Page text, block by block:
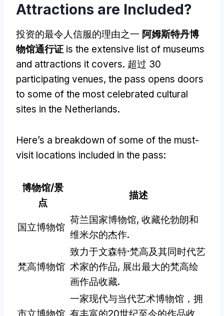
Attractions are Included?
投资的最令人信服的理由之一 阿姆斯特丹博
物馆通行证 is the extensive list of museums
and attractions it covers. 超过 30
participating venues, the pass opens doors
to some of the most celebrated cultural
sites in the Netherlands.
Here’s a breakdown of some of the must-
visit locations included in the pass:
博物馆/景
点
描述
国立博物馆
荷兰国家博物馆, 收藏伦勃朗和
维米尔的杰作.
梵高博物馆
致力于文森特·梵高及其同时代艺
术家的作品, 展出最大的梵高绘
画作品收藏.
市立博物馆
一家现代与当代艺术博物馆，拥
有丰富的20世纪至今的作品收